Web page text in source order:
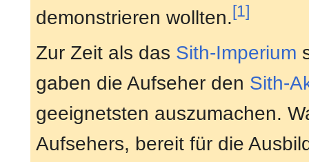
demonstrieren wollten.[1]
Zur Zeit als das Sith-Imperium
gaben die Aufseher den Sith-
geeignetsten auszumachen.
Aufsehers, bereit für die